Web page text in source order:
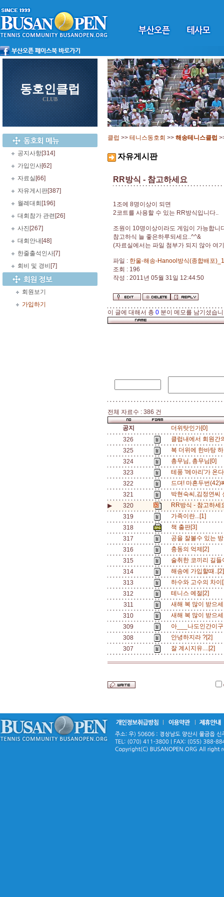
동호인클럽
CLUB
공지사항[314]
가입인사[62]
자료실 [66]
자유게시판[387]
월례대회 [196]
대회참가 관련 [26]
사진 [267]
대회안내 [48]
한줄출석인사[7]
회비 및 경비 [7]
회원보기
가입하기
클럽 >> 테니스동호회 >> 해송테니스클럽
자유게시판
RR방식 - 참고하세요
1조에 8명이상이 되면
2코트를 사용할 수 있는 RR방식입니다..
조원이 10명이상이라도 게임이 가능합니
참고하식 늘 좋은하루되세요..^^&
(자료실에서는 파일 첨부가 되지 않아 여
파일 : 한울-해송-Hanool방식(종합배포
조회 : 196
작성 : 2011년 05월 31일 12:44:50
이 글에 대해서 총 0 분이 메모를 남기셨습
전체 자료수 : 386 건
공지
더위탓인가[0]
326
클럽내에서 회원
325
복 더위에 한바탕
324
총무님, 총무님[0]
323
테풍 '메아리'가 온
322
드뎌! 마흔두번
321
박현숙씨,김정연
▶
320
RR방식 - 참고하세
319
가족이란...[1]
318
책 출판[3]
317
공을 잘볼수 있는
316
충동의 억제[2]
315
술취한 코끼리 길
314
해송에 가입할때
313
하수와 고수의 차
312
테니스 예절[2]
311
새해 복 많이 받으
310
새해 복 많이 받으
309
아___나도인간이
308
안녕하지라 ?[2]
307
잘 계시지유....[2]